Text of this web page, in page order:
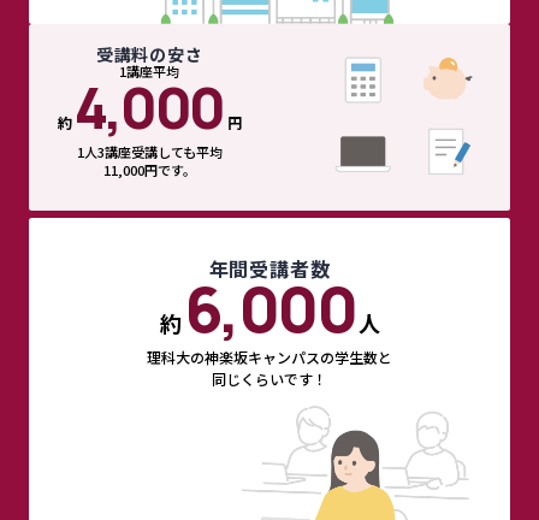
受講料の安さ
1講座平均
約 4,000 円
1人3講座受講しても平均
11,000円です。
年間受講者数
約 6,000人
理科大の神楽坂キャンパスの学生数と
同じくらいです！